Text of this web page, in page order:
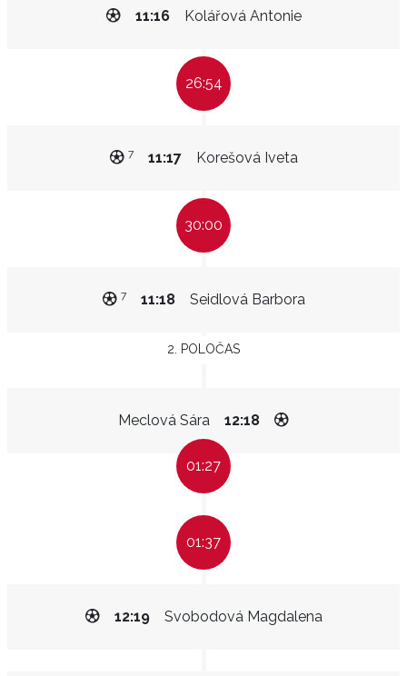
Kolářová Antonie
11:16
26:54
Korešová Iveta
11:17
7
30:00
Seidlová Barbora
11:18
7
2. POLOČAS
Meclová Sára 12:18
01:27
01:37
Svobodová Magdalena
12:19